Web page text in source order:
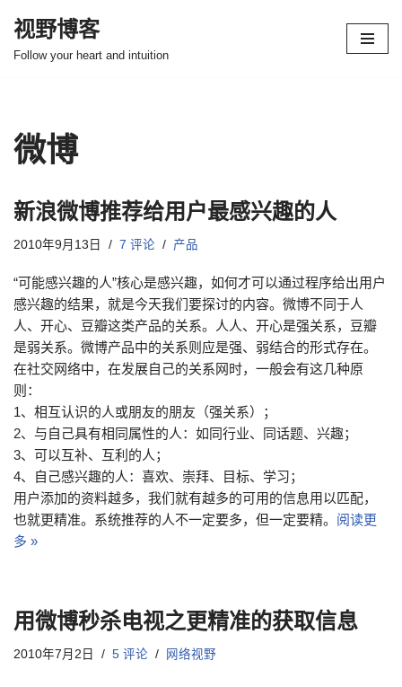
跳
视野博客
Follow your heart and intuition
微博
新浪微博推荐给用户最感兴趣的人
2010年9月13日 7 评论 产品
“可能感兴趣的人”核心是感兴趣，如何才可以通过程序给出用户
感兴趣的结果，就是今天我们要探讨的内容。微博不同于人
人、开心、豆瓣这类产品的关系。人人、开心是强关系，豆瓣
是弱关系。微博产品中的关系则应是强、弱结合的形式存在。
在社交网络中，在发展自己的关系网时，一般会有这几种原
则：
1、相互认识的人或朋友的朋友（强关系）；
2、与自己具有相同属性的人：如同行业、同话题、兴趣；
3、可以互补、互利的人；
4、自己感兴趣的人：喜欢、崇拜、目标、学习；
用户添加的资料越多，我们就有越多的可用的信息用以匹配，
也就更精准。系统推荐的人不一定要多，但一定要精。 阅读更
多 »
用微博秒杀电视之更精准的获取信息
2010年7月2日 5 评论 网络视野